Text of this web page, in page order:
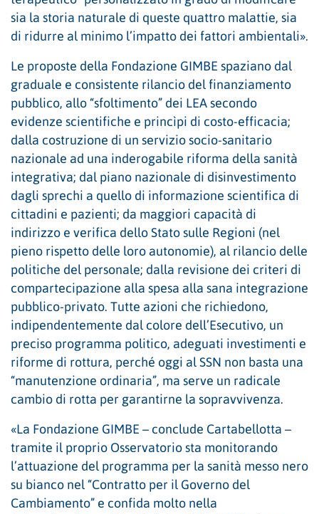
sia la storia naturale di queste quattro malattie, sia
di ridurre al minimo l’impatto dei fattori ambientali».
Le proposte della Fondazione GIMBE spaziano dal
graduale e consistente rilancio del finanziamento
pubblico, allo “sfoltimento” dei LEA secondo
evidenze scientifiche e princìpi di costo-efficacia;
dalla costruzione di un servizio socio-sanitario
nazionale ad una inderogabile riforma della sanità
integrativa; dal piano nazionale di disinvestimento
dagli sprechi a quello di informazione scientifica di
cittadini e pazienti; da maggiori capacità di
indirizzo e verifica dello Stato sulle Regioni (nel
pieno rispetto delle loro autonomie), al rilancio delle
politiche del personale; dalla revisione dei criteri di
compartecipazione alla spesa alla sana integrazione
pubblico-privato. Tutte azioni che richiedono,
indipendentemente dal colore dell’Esecutivo, un
preciso programma politico, adeguati investimenti e
riforme di rottura, perché oggi al SSN non basta una
“manutenzione ordinaria”, ma serve un radicale
cambio di rotta per garantirne la sopravvivenza.
«La Fondazione GIMBE – conclude Cartabellotta –
tramite il proprio Osservatorio sta monitorando
l’attuazione del programma per la sanità messo nero
su bianco nel “Contratto per il Governo del
Cambiamento” e confida molto nella